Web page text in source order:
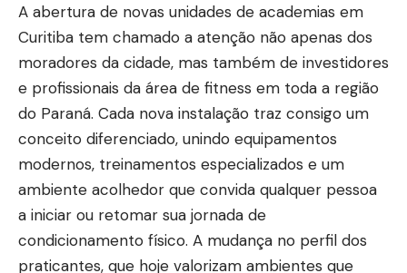
A abertura de novas unidades de academias em
Curitiba tem chamado a atenção não apenas dos
moradores da cidade, mas também de investidores
e profissionais da área de fitness em toda a região
do Paraná. Cada nova instalação traz consigo um
conceito diferenciado, unindo equipamentos
modernos, treinamentos especializados e um
ambiente acolhedor que convida qualquer pessoa
a iniciar ou retomar sua jornada de
condicionamento físico. A mudança no perfil dos
praticantes, que hoje valorizam ambientes que